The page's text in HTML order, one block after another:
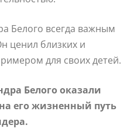
Белого всегда важным
ценил близких и
для своих детей.
Белого оказали
его жизненный путь